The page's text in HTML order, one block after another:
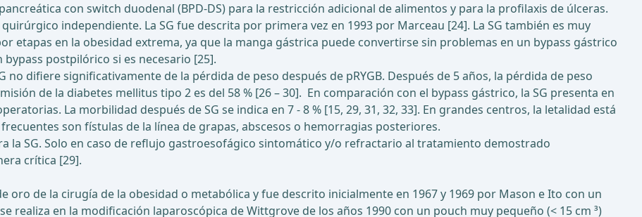
con switch duodenal (BPD-DS) para la restricción adicional de alimentos y para la profilaxis de úlceras.
independiente. La SG fue descrita por primera vez en 1993 por Marceau [24]. La SG también es muy
etapas en la obesidad extrema, ya que la manga gástrica puede convertirse sin problemas en un bypass gástrico
postpilórico si es necesario [25].
no difiere significativamente de la pérdida de peso después de pRYGB. Después de 5 años, la pérdida de peso
de la diabetes mellitus tipo 2 es del 58 % [26 – 30]. En comparación con el bypass gástrico, la SG presenta en
La morbilidad después de SG se indica en 7 - 8 % [15, 29, 31, 32, 33]. En grandes centros, la letalidad está
son fístulas de la línea de grapas, abscesos o hemorragias posteriores.
la SG. Solo en caso de reflujo gastroesofágico sintomático y/o refractario al tratamiento demostrado
crítica [29].
oro de la cirugía de la obesidad o metabólica y fue descrito inicialmente en 1967 y 1969 por Mason e Ito con un
realiza en la modificación laparoscópica de Wittgrove de los años 1990 con un pouch muy pequeño (< 15 cm ³)